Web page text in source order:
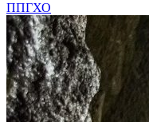
ППГХО